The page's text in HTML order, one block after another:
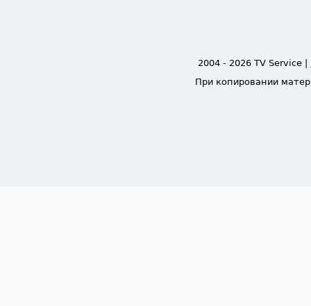
2004 - 2026 TV Service |
При копировании